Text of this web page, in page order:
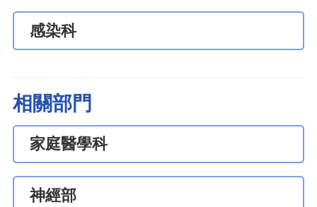
感染科
相關部門
家庭醫學科
神經部